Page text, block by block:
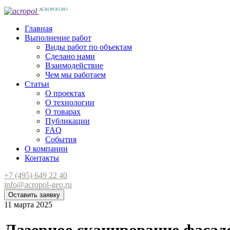
Главная
Выполнение работ
Виды работ по объектам
Сделано нами
Взаимодействие
Чем мы работаем
Статьи
О проектах
О технологии
О товарах
Публикации
FAQ
События
О компании
Контакты
+7 (495) 649 22 40
info@acropol-geo.ru
Оставить заявку
11 марта 2025